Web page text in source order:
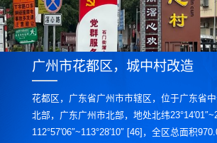
广州市花都区，城中村改造
花都区，广东省广州市市辖区，位于广东省
北部，广东广州市北部，地处北纬
112°57′06″~113°28′10″ [46]，全区总面积